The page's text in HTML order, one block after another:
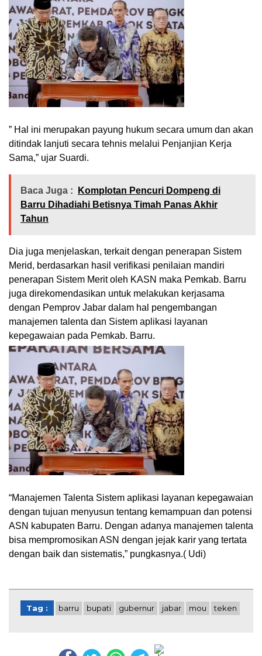
” Hal ini merupakan payung hukum secara umum dan akan
ditindak lanjuti secara tehnis melalui Penjanjian Kerja
Sama,” ujar Suardi.
Baca Juga :
Komplotan Pencuri Dompeng di
Barru Dihadiahi Betisnya Timah Panas Akhir
Tahun
Dia juga menjelaskan, terkait dengan penerapan Sistem
Merid, berdasarkan hasil verifikasi penilaian mandiri
penerapan Sistem Merit oleh KASN maka Pemkab. Barru
juga direkomendasikan untuk melakukan kerjasama
dengan Pemprov Jabar dalam hal pengembangan
manajemen talenta dan Sistem aplikasi layanan
kepegawaian pada Pemkab. Barru.
“Manajemen Talenta Sistem aplikasi layanan kepegawaian
dengan tujuan menyusun tentang kemampuan dan potensi
ASN kabupaten Barru. Dengan adanya manajemen talenta
bisa mempromosikan ASN dengan jejak karir yang tertata
dengan baik dan sistematis,” pungkasnya.( Udi)
Tag : barru bupati gubernur jabar mou teken